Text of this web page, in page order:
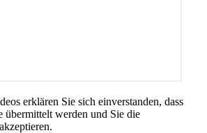
erklären Sie sich einverstanden, dass
übermittelt werden und Sie die
akzeptieren.